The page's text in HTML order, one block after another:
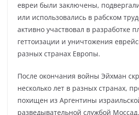
евреи были заключены,
или использовались в рабском
активно участвовал в разработке
геттоизации и уничтожения
разных странах Европы.
После окончания войны Эйхман
несколько лет в разных странах,
похищен из Аргентины
разведывательной службой